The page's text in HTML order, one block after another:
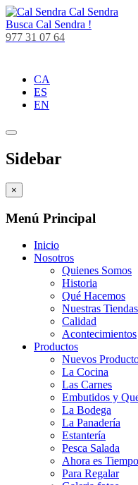
Cal Sendra
Busca Cal Sendra !
977 31 07 64
CA
ES
EN
Sidebar
×
Menú Principal
Inicio
Nosotros
Quienes Somos
Historia
Qué Hacemos
Nuestras Tiendas
Calidad
Acontecimientos
Productos
Nuevos
La Cocina
Las Carnes
Embutidos y
La Bodega
La Panadería
Estantería
Pesca Salada
Ahora es Tiempo
Para Regalar